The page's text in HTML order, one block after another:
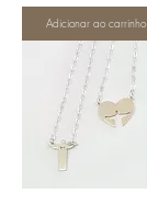
Adicionar ao carrinho